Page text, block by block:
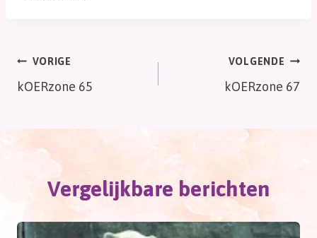
Bericht
navigatie
VORIGE
kOERzone 65
VOLGENDE
kOERzone 67
Vergelijkbare berichten